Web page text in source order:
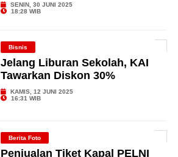
SENIN, 30 JUNI 2025
18:28 WIB
Bisnis
Jelang Liburan Sekolah, KAI
Tawarkan Diskon 30%
KAMIS, 12 JUNI 2025
16:31 WIB
Berita Foto
Penjualan Tiket Kapal PELNI